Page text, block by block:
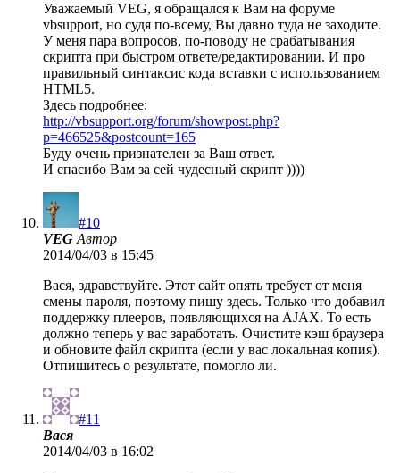
Уважаемый VEG, я обращался к Вам на форуме
vbsupport, но судя по-всему, Вы давно туда не заходите.
У меня пара вопросов, по-поводу не срабатывания
скрипта при быстром ответе/редактировании. И про
правильный синтаксис кода вставки с использованием
HTML5.
Здесь подробнее:
http://vbsupport.org/forum/showpost.php?
p=466525&postcount=165
Буду очень признателен за Ваш ответ.
И спасибо Вам за сей чудесный скрипт ))))
#10
VEG Автор
2014/04/03 в 15:45
Вася, здравствуйте. Этот сайт опять требует от меня
смены пароля, поэтому пишу здесь. Только что добавил
поддержку плееров, появляющихся на AJAX. То есть
должно теперь у вас заработать. Очистите кэш браузера
и обновите файл скрипта (если у вас локальная копия).
Отпишитесь о результате, помогло ли.
#11
Вася
2014/04/03 в 16:02